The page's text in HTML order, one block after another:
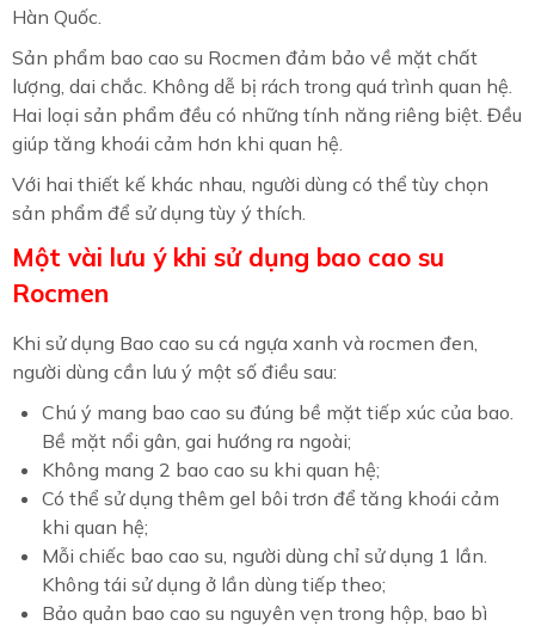
Hàn Quốc.
Sản phẩm bao cao su Rocmen đảm bảo về mặt chất
lượng, dai chắc. Không dễ bị rách trong quá trình quan hệ.
Hai loại sản phẩm đều có những tính năng riêng biệt. Đều
giúp tăng khoái cảm hơn khi quan hệ.
Với hai thiết kế khác nhau, người dùng có thể tùy chọn
sản phẩm để sử dụng tùy ý thích.
Một vài lưu ý khi sử dụng bao cao su
Rocmen
Khi sử dụng Bao cao su cá ngựa xanh và rocmen đen,
người dùng cần lưu ý một số điều sau:
Chú ý mang bao cao su đúng bề mặt tiếp xúc của bao.
Bề mặt nổi gân, gai hướng ra ngoài;
Không mang 2 bao cao su khi quan hệ;
Có thể sử dụng thêm gel bôi trơn để tăng khoái cảm
khi quan hệ;
Mỗi chiếc bao cao su, người dùng chỉ sử dụng 1 lần.
Không tái sử dụng ở lần dùng tiếp theo;
Bảo quản bao cao su nguyên vẹn trong hộp, bao bì